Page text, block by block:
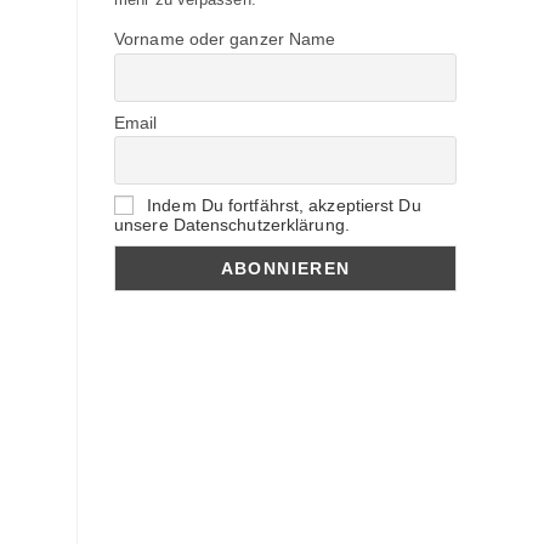
Vorname oder ganzer Name
Email
Indem Du fortfährst, akzeptierst Du
unsere Datenschutzerklärung.